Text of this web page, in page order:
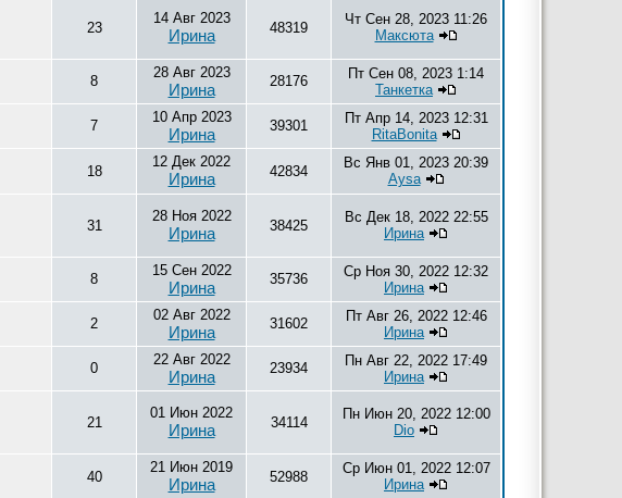
23
14 Авг 2023
Ирина 48319
Чт Сен 28, 2023 11:26
Максюта
8
28 Авг 2023
Ирина 28176
Пт Сен 08, 2023 1:14
Танкетка
7
10 Апр 2023
Ирина 39301
Пт Апр 14, 2023 12:31
RitaBonita
18
12 Дек 2022
Ирина 42834
Вс Янв 01, 2023 20:39
Aysa
31
28 Ноя 2022
Ирина 38425
Вс Дек 18, 2022 22:55
Ирина
8
15 Сен 2022
Ирина 35736
Ср Ноя 30, 2022 12:32
Ирина
2
02 Авг 2022
Ирина 31602
Пт Авг 26, 2022 12:46
Ирина
0
22 Авг 2022
Ирина 23934
Пн Авг 22, 2022 17:49
Ирина
21
01 Июн 2022
Ирина 34114
Пн Июн 20, 2022 12:00
Dio
40
21 Июн 2019
Ирина 52988
Ср Июн 01, 2022 12:07
Ирина